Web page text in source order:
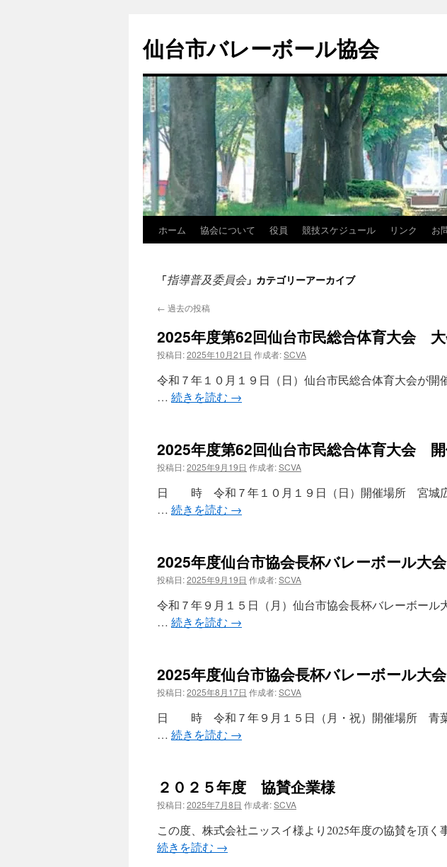
テ
ン
へ
ス
キ
ッ
プ
仙台市バレーボール協会
ホーム 協会について 役員 競技スケジュール リンク お
「指導普及委員会」カテゴリーアーカイブ
← 過去の投稿
2025年度第62回仙台市民総合体育大会
投稿日:2025年10月21日 作成者:SCVA
令和７年１０月１９日（日）仙台市民総合体育大会が
… 続きを読む →
2025年度第62回仙台市民総合体育大会
投稿日:2025年9月19日 作成者:SCVA
日 時 令和７年１０月１９日（日）開催場所 宮
… 続きを読む →
2025年度仙台市協会長杯バレーボール大
投稿日:2025年9月19日 作成者:SCVA
令和７年９月１５日（月）仙台市協会長杯バレーボー
… 続きを読む →
2025年度仙台市協会長杯バレーボール大
投稿日:2025年8月17日 作成者:SCVA
日 時 令和７年９月１５日（月・祝）開催場所
… 続きを読む →
２０２５年度 協賛企業様
投稿日:2025年7月8日 作成者:SCVA
この度、株式会社ニッスイ様より2025年度の協賛を頂
続きを読む →